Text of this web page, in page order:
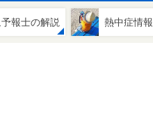
報士の解説 熱中症情報